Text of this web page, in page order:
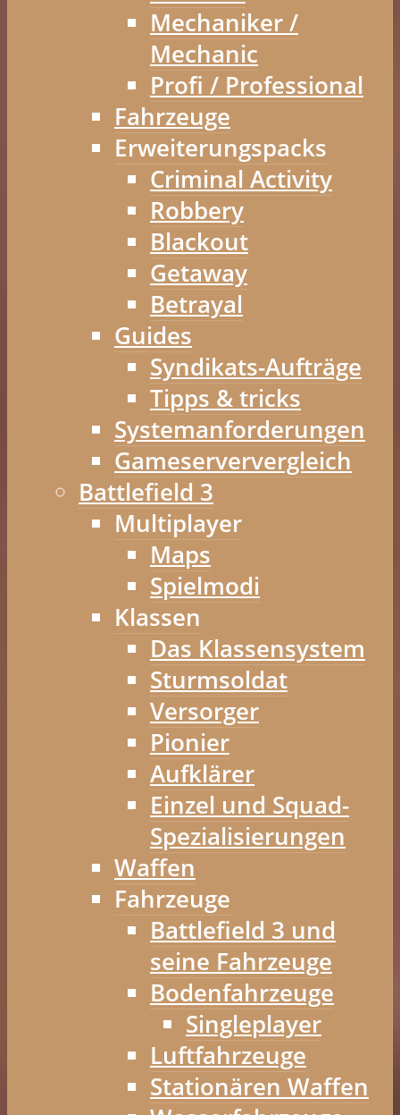
Mechaniker /
Mechanic
Profi / Professional
Fahrzeuge
Erweiterungspacks
Criminal Activity
Robbery
Blackout
Getaway
Betrayal
Guides
Syndikats-Aufträge
Tipps & tricks
Systemanforderungen
Gameserververgleich
Battlefield 3
Multiplayer
Maps
Spielmodi
Klassen
Das Klassensystem
Sturmsoldat
Versorger
Pionier
Aufklärer
Einzel und Squad-
Spezialisierungen
Waffen
Fahrzeuge
Battlefield 3 und
seine Fahrzeuge
Bodenfahrzeuge
Singleplayer
Luftfahrzeuge
Stationären Waffen